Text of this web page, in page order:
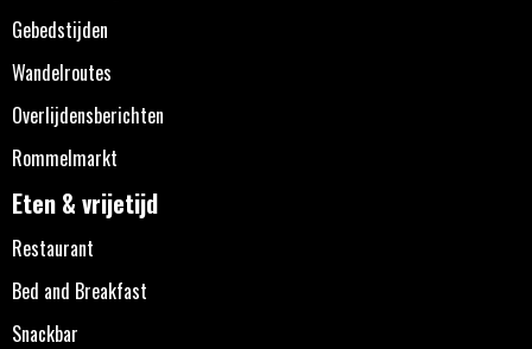
Gebedstijden
Wandelroutes
Overlijdensberichten
Rommelmarkt
Eten & vrijetijd
Restaurant
Bed and Breakfast
Snackbar